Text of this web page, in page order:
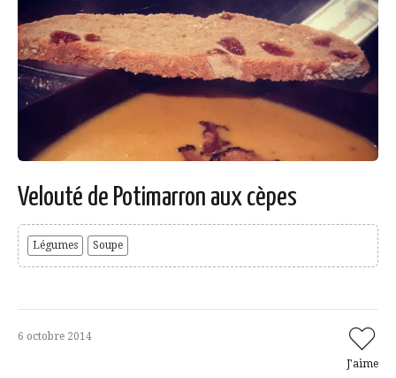
Velouté de Potimarron aux cèpes
Légumes Soupe
6 octobre 2014
J'aime